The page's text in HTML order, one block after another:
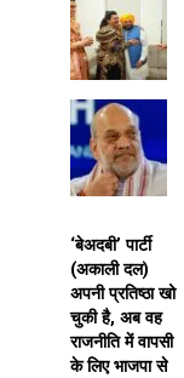
‘बेअदबी’ पार्टी
(अकाली दल)
अपनी प्रतिष्ठा खो
चुकी है, अब वह
राजनीति में वापसी
के लिए भाजपा से